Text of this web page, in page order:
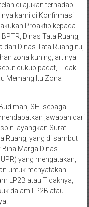
Proaktip kepada
Dinas Tata Ruang,
Dinas Tata Ruang itu,
zona kuning, artinya
cukup padat, Tidak
Memang Itu Zona
SH. sebagai
layangkan Surat
Ruang, yang di sambut
Bina Marga Dinas
yang mengatakan,
untuk menyatakan
LP2B atau Tidaknya,
dalam LP2B atau
Staff Teknik Bina